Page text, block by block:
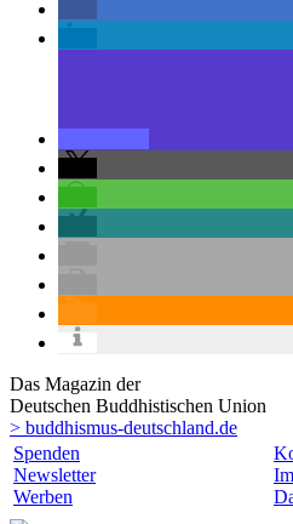
Das Magazin der
Deutschen Buddhistischen Union
> buddhismus-deutschland.de
Spenden
Newsletter
Werben